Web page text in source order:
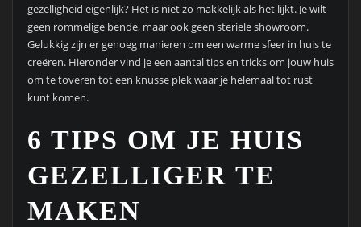
gezelligheid eigenlijk? Het is niet zo makkelijk als het lijkt. Je wilt
geen rommelige bende, maar ook geen steriele showroom.
Gelukkig zijn er genoeg manieren om een warme sfeer in huis te
creëren. Hieronder vind je een aantal tips en tricks om jouw huis
om te toveren tot een knusse plek waar je helemaal tot rust
kunt komen.
6 TIPS OM JE HUIS
GEZELLIGER TE
MAKEN